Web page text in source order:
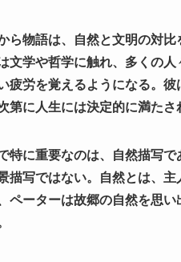
ら物語は、自然と文明の対
文学や哲学に触れ、多くの
疲労を覚えるようになる。
第に人生には決定的に満たさ
特に重要なのは、自然描写
描写ではない。自然とは、
ペーターは故郷の自然を思